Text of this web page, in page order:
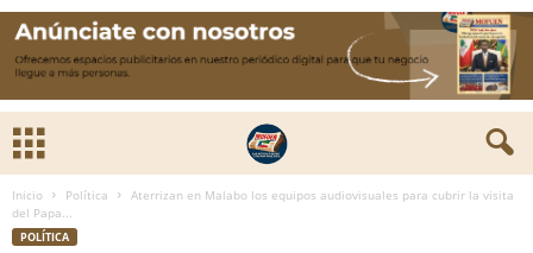
Inicio Política
Aterrizan en Malabo los equipos audiovisuales para cubrir la visita
del Papa...
POLÍTICA